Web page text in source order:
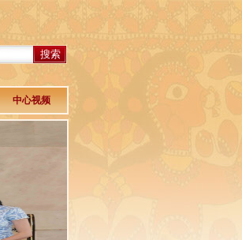
中心视频